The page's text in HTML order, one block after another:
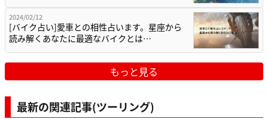
2024/02/12
[バイク占い]愛車との相性占います。星座から
読み解くあなたに最適なバイクとは…
もっと見る
最新の関連記事(ツーリング)